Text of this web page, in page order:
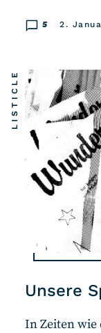
5 2.
Unsere
LISTICLE
In Zeiten wie